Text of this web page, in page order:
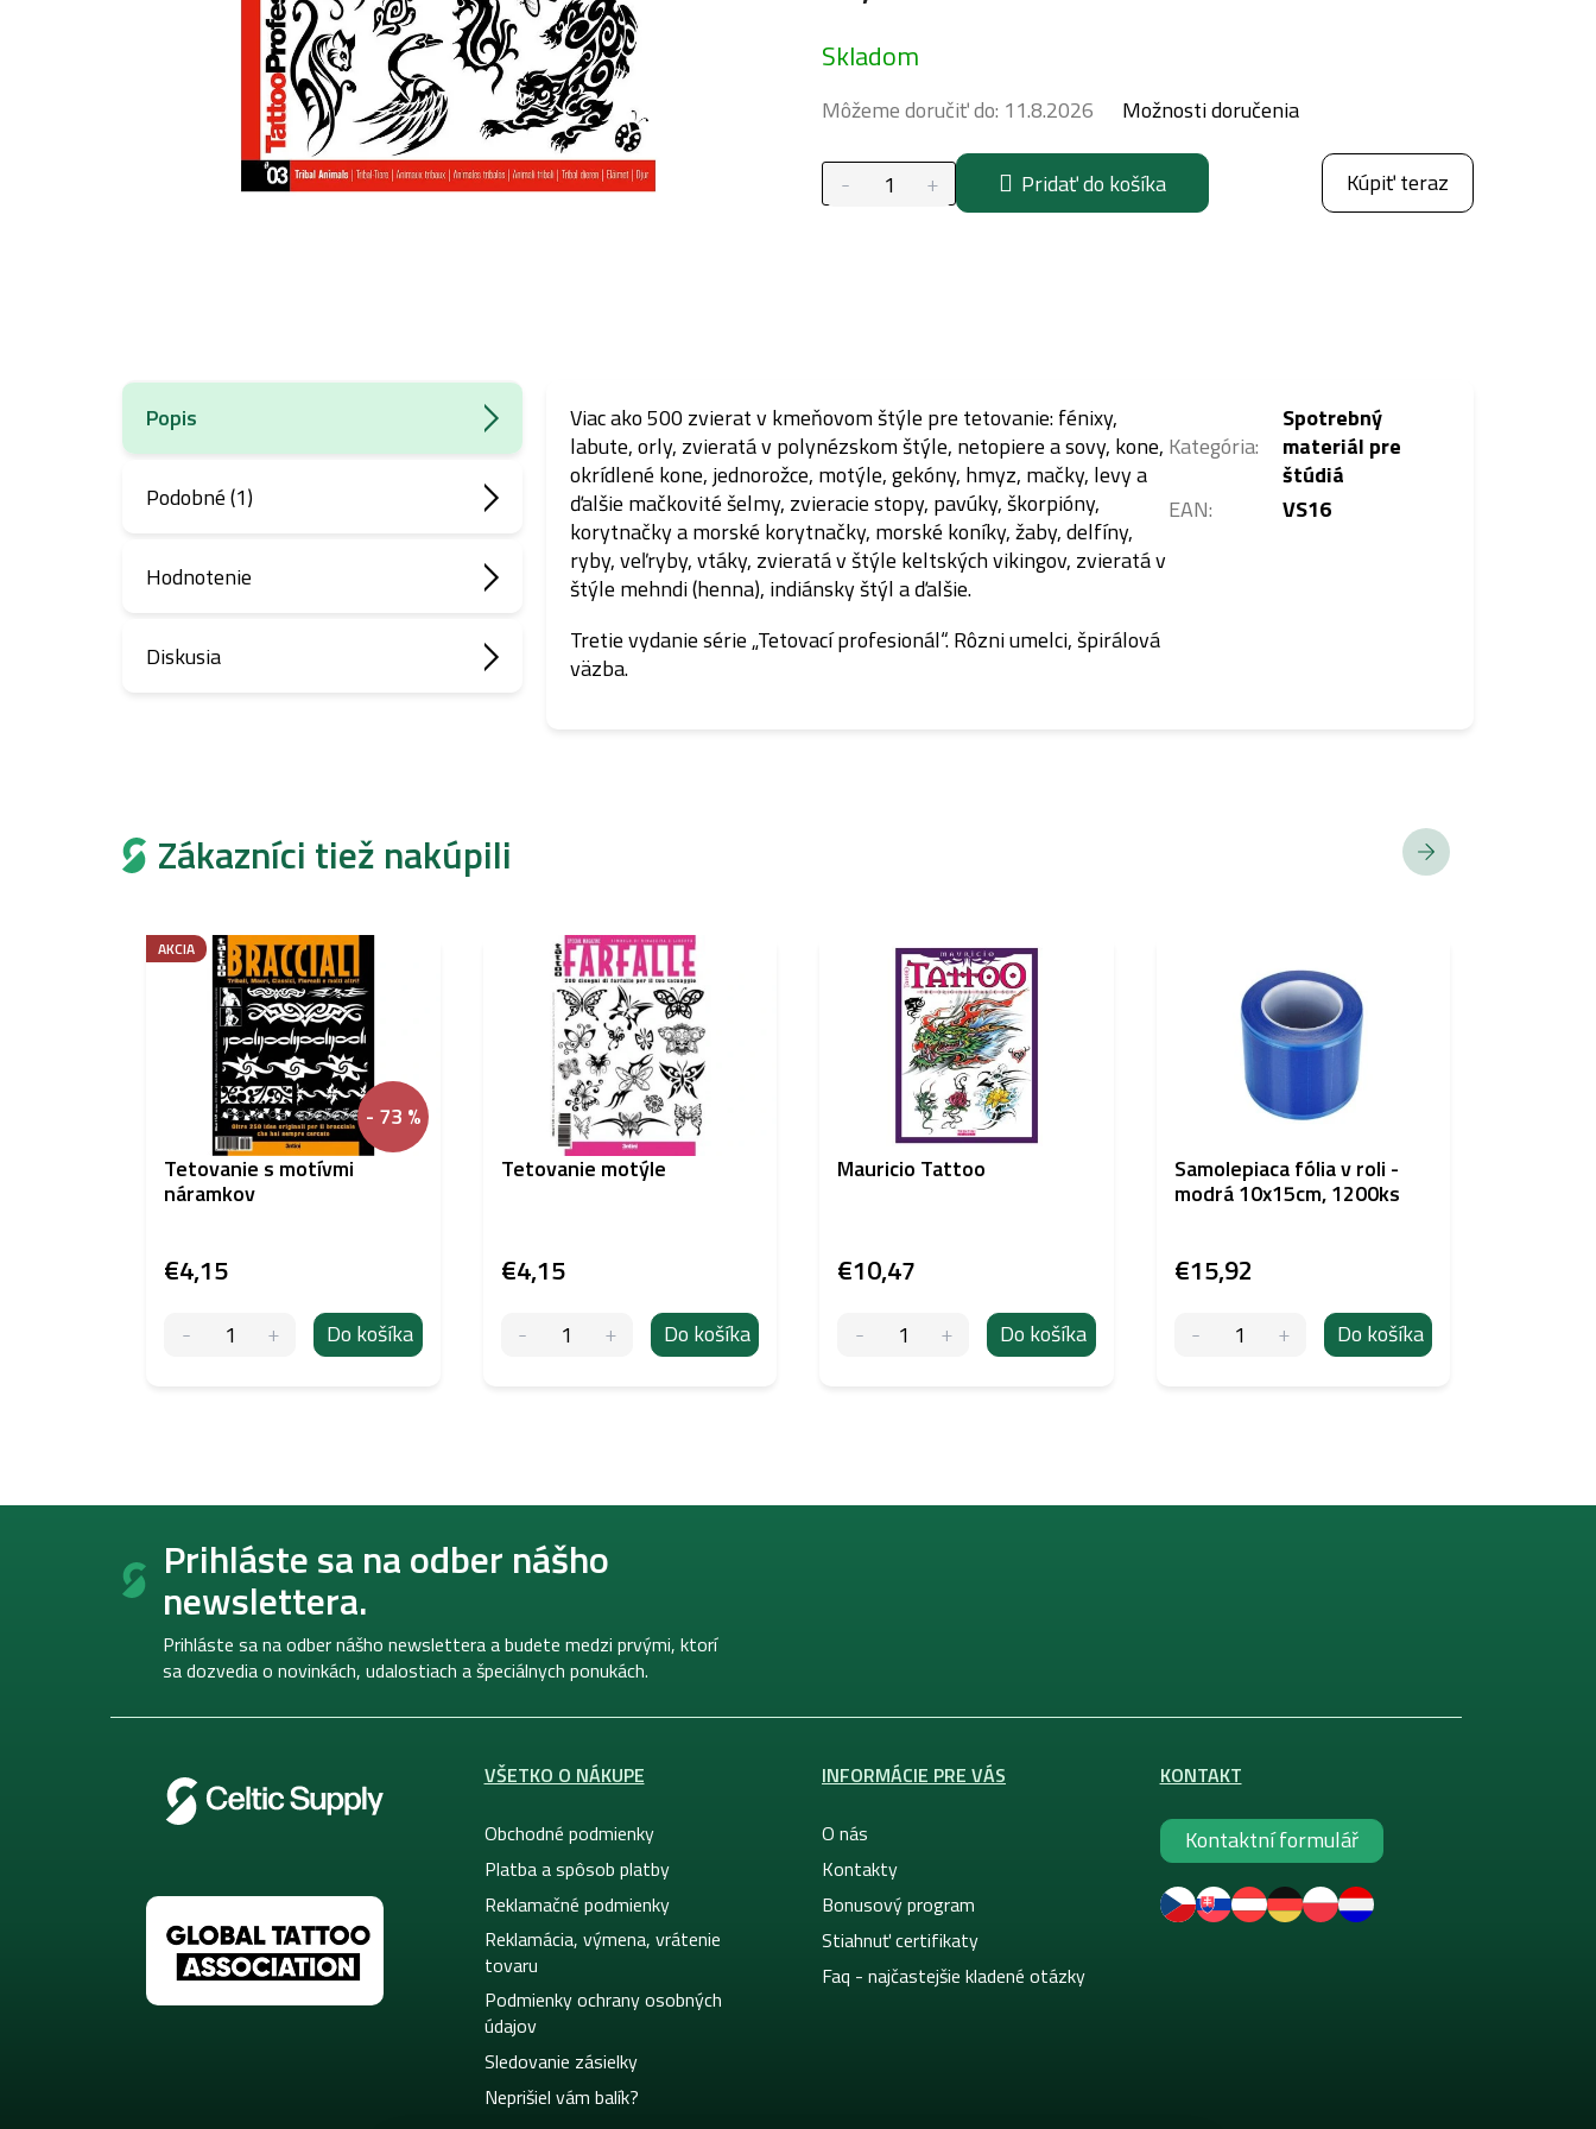
cena:
Skladom
Môžeme doručiť do: 11.8.2026 Možnosti doručenia
Pridať do košíka Kúpiť teraz
Popis
Podobné (1)
Hodnotenie
Diskusia
Viac ako 500 zvierat v kmeňovom štýle pre tetovanie: fénixy,
labute, orly, zvieratá v polynézskom štýle, netopiere a sovy, kone,
okrídlené kone, jednorožce, motýle, gekóny, hmyz, mačky, levy a
ďalšie mačkovité šelmy, zvieracie stopy, pavúky, škorpióny,
korytnačky a morské korytnačky, morské koníky, žaby, delfíny,
ryby, veľryby, vtáky, zvieratá v štýle keltských vikingov, zvieratá v
štýle mehndi (henna), indiánsky štýl a ďalšie.
Tretie vydanie série „Tetovací profesionál“. Rôzni umelci, špirálová
väzba.
Kategória:
Spotrebný
materiál pre
štúdiá
EAN: VS16
Zákazníci tiež nakúpili
- 73 %
AKCIA
Tetovanie s motívmi
náramkov
€4,15
Do košíka
Tetovanie motýle
€4,15
Do košíka
Mauricio Tattoo
€10,47
Do košíka
Samolepiaca fólia v roli -
modrá 10x15cm, 1200ks
€15,92
Do košíka
Z
Prihláste sa na odber nášho
newslettera.
Prihláste sa na odber nášho newslettera a budete medzi prvými, ktorí
sa dozvedia o novinkách, udalostiach a špeciálnych ponukách.
VŠETKO O NÁKUPE
Obchodné podmienky
Platba a spôsob platby
Reklamačné podmienky
Reklamácia, výmena, vrátenie
tovaru
Podmienky ochrany osobných
údajov
Sledovanie zásielky
Neprišiel vám balík?
INFORMÁCIE PRE VÁS
O nás
Kontakty
Bonusový program
Stiahnuť certifikaty
Faq - najčastejšie kladené otázky
KONTAKT
Kontaktní formulář